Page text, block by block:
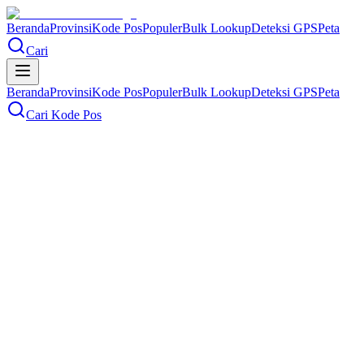
BerandaProvinsiKode PosPopulerBulk LookupDeteksi GPSPeta
Cari
BerandaProvinsiKode PosPopulerBulk LookupDeteksi GPSPeta
Cari Kode Pos